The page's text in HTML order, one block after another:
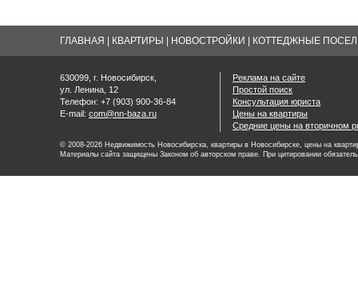
ГЛАВНАЯ КВАРТИРЫ НОВОСТРОЙКИ КОТТЕДЖНЫЕ
630099, г. Новосибирск,
ул. Ленина, 12
Телефон: +7 (903) 900-36-84
E-mail: com@nn-baza.ru
Реклама на сайте
Простой поиск
Консультация юриста
Цены на квартиры
Средние цены на вторичном
© 2008-2026 Недвижимость Новосибирска, квартиры в Новосибирске, цены на
Материалы сайта защищены Законом об авторском праве. При цитировании